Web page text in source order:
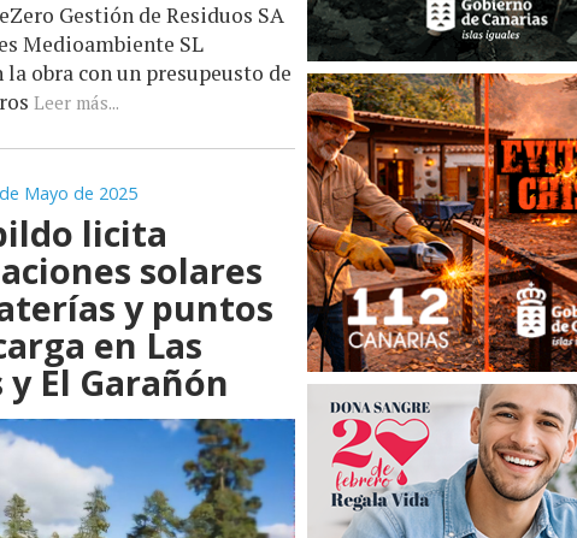
Gestión de Residuos SA
Medioambiente SL
la obra con un presupeusto de
Leer más...
Mayo de 2025
licita
solares
y puntos
en Las
y El Garañón